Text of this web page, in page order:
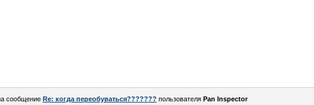
сообщение Re: когда переобуваться??????? пользователя Pan Inspector